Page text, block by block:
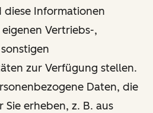
Informationen
Vertriebs-,
zur Verfügung stellen.
Daten, die
erheben, z. B. aus